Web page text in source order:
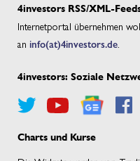
4investors RSS/XML-
Internetportal übernehmen
an info(at)4investors.de.
4investors: Soziale
Charts und Kurse